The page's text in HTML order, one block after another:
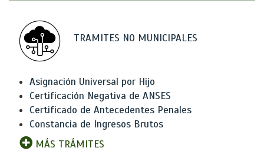
TRAMITES NO MUNICIPALES
Asignación Universal por Hijo
Certificación Negativa de ANSES
Certificado de Antecedentes Penales
Constancia de Ingresos Brutos
MÁS TRÁMITES